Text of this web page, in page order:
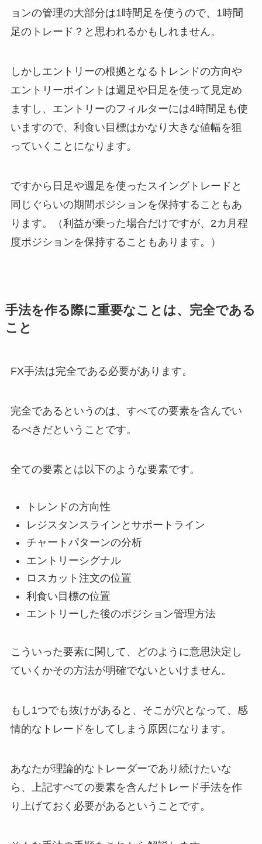
ョンの管理の大部分は1時間足を使うので、1時間
足のトレード？と思われるかもしれません。
しかしエントリーの根拠となるトレンドの方向や
エントリーポイントは週足や日足を使って見定め
ますし、エントリーのフィルターには4時間足も使
いますので、利食い目標はかなり大きな値幅を狙
っていくことになります。
ですから日足や週足を使ったスイングトレードと
同じぐらいの期間ポジションを保持することもあ
ります。（利益が乗った場合だけですが、2カ月程
度ポジションを保持することもあります。）
手法を作る際に重要なことは、完全である
こと
FX手法は完全である必要があります。
完全であるというのは、すべての要素を含んでい
るべきだということです。
全ての要素とは以下のような要素です。
トレンドの方向性
レジスタンスラインとサポートライン
チャートパターンの分析
エントリーシグナル
ロスカット注文の位置
利食い目標の位置
エントリーした後のポジション管理方法
こういった要素に関して、どのように意思決定し
ていくかその方法が明確でないといけません。
もし1つでも抜けがあると、そこが穴となって、感
情的なトレードをしてしまう原因になります。
あなたが理論的なトレーダーであり続けたいな
ら、上記すべての要素を含んだトレード手法を作
り上げておく必要があるということです。